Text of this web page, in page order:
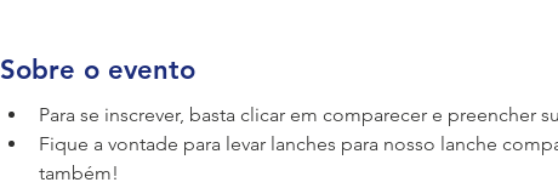
Sobre o evento
Para se inscrever, basta clicar em comparecer e preencher
Fique a vontade para levar lanches para nosso lanche
também!